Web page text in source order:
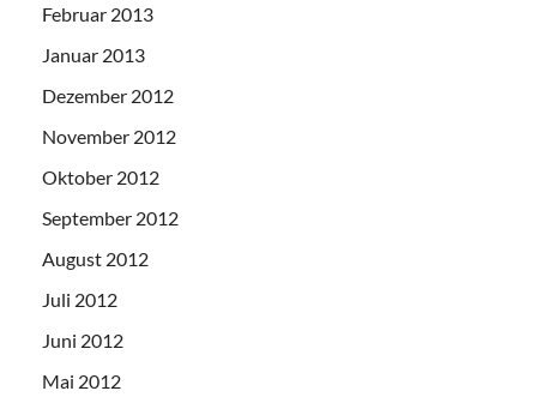
Februar 2013
Januar 2013
Dezember 2012
November 2012
Oktober 2012
September 2012
August 2012
Juli 2012
Juni 2012
Mai 2012